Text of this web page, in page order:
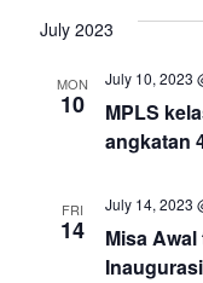
July 2023
MON
10
MPLS
angkatan
July 10, 2023
FRI
14
Misa
Inaugurasi
July 14, 2023